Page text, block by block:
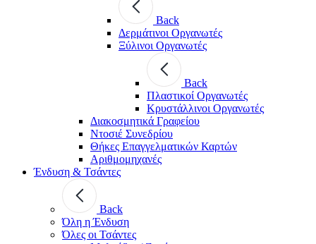
Back
Δερμάτινοι Οργανωτές
Ξύλινοι Οργανωτές
Back
Πλαστικοί Οργανωτές
Κρυστάλλινοι Οργανωτές
Διακοσμητικά Γραφείου
Ντοσιέ Συνεδρίου
Θήκες Επαγγελματικών Καρτών
Αριθμομηχανές
Ένδυση & Τσάντες
Back
Όλη η Ένδυση
Όλες οι Τσάντες